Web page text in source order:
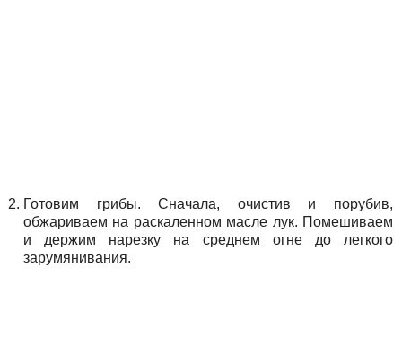
Готовим грибы. Сначала, очистив и порубив,
обжариваем на раскаленном масле лук. Помешиваем
и держим нарезку на среднем огне до легкого
зарумянивания.